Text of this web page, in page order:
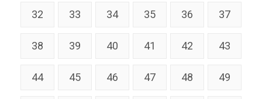
32 33 34 35 36 37
38 39 40 41 42 43
44 45 46 47 48 49